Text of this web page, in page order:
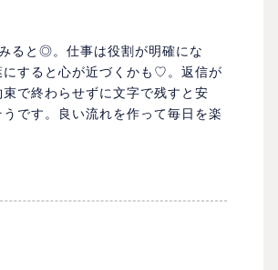
ると◎。仕事は役割が明確にな
にすると心が近づくかも♡。返信が
で終わらせずに文字で残すと安
です。良い流れを作って毎日を楽